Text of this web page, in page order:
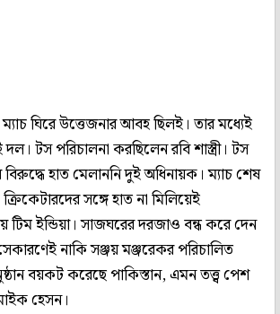
ঘিরে উত্তেজনার আবহ ছিলই। তার মধ্যেই
টস পরিচালনা করছিলেন রবি শাস্ত্রী। টস
হাত মেলাননি দুই অধিনায়ক। ম্যাচ শেষ
সঙ্গে হাত না মিলিয়েই
টিম ইন্ডিয়া। সাজঘরের দরজাও বন্ধ করে দেন
সেকারণেই নাকি সঞ্জয় মঞ্জরেকর পরিচালিত
বয়কট করেছে পাকিস্তান, এমন তত্ত্ব পেশ
হেসন।